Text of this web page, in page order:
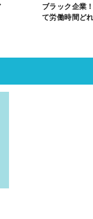
ブラック企業
て労働時間ど